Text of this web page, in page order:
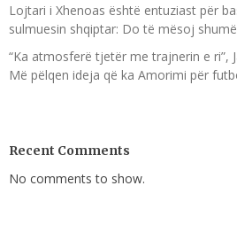
Lojtari i Xhenoas është entuziast për
sulmuesin shqiptar: Do të mësoj
“Ka atmosferë tjetër me trajnerin e ri”,
Më pëlqen ideja që ka Amorimi për
Recent Comments
No comments to show.